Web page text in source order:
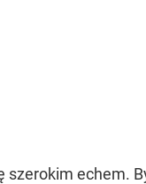
echem.